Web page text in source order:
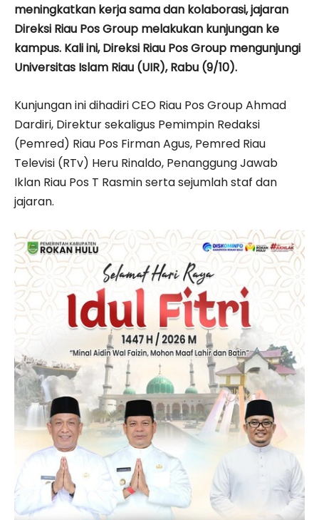
meningkatkan kerja sama dan kolaborasi, jajaran
Direksi Riau Pos Group melakukan kunjungan ke
kampus. Kali ini, Direksi Riau Pos Group mengunjungi
Universitas Islam Riau (UIR), Rabu (9/10).
Kunjungan ini dihadiri CEO Riau Pos Group Ahmad
Dardiri, Direktur sekaligus Pemimpin Redaksi
(Pemred) Riau Pos Firman Agus, Pemred Riau
Televisi (RTv) Heru Rinaldo, Penanggung Jawab
Iklan Riau Pos T Rasmin serta sejumlah staf dan
jajaran.